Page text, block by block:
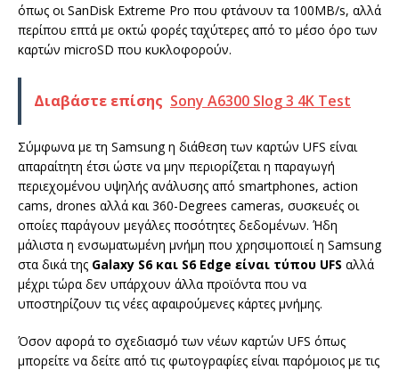
όπως οι SanDisk Extreme Pro που φτάνουν τα 100MB/s, αλλά
περίπου επτά με οκτώ φορές ταχύτερες από το μέσο όρο των
καρτών microSD που κυκλοφορούν.
Διαβάστε επίσης Sony A6300 Slog 3 4K Test
Σύμφωνα με τη Samsung η διάθεση των καρτών UFS είναι
απαραίτητη έτσι ώστε να μην περιορίζεται η παραγωγή
περιεχομένου υψηλής ανάλυσης από smartphones, action
cams, drones αλλά και 360-Degrees cameras, συσκευές οι
οποίες παράγουν μεγάλες ποσότητες δεδομένων. Ήδη
μάλιστα η ενσωματωμένη μνήμη που χρησιμοποιεί η Samsung
στα δικά της Galaxy S6 και S6 Edge είναι τύπου UFS αλλά
μέχρι τώρα δεν υπάρχουν άλλα προϊόντα που να
υποστηρίζουν τις νέες αφαιρούμενες κάρτες μνήμης.
Όσον αφορά το σχεδιασμό των νέων καρτών UFS όπως
μπορείτε να δείτε από τις φωτογραφίες είναι παρόμοιος με τις